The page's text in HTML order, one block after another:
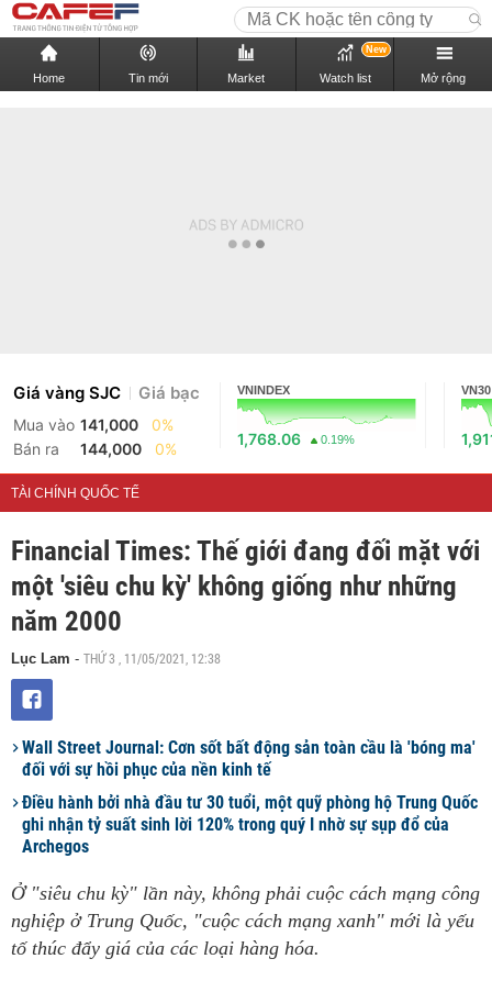
Home Tin mới Market Watch list
New
Mở rộng
Giá vàng SJC Giá bạc
Mua vào 141,000
0%
Bán ra
144,000 0%
VNINDEX
1,768.06 0.19%
VN30
TÀI CHÍNH QUỐC TẾ
Financial Times: Thế giới đang đối mặt với
một 'siêu chu kỳ' không giống như những
năm 2000
Lục Lam - THỨ 3 , 11/05/2021, 12:38
Wall Street Journal: Cơn sốt bất động sản toàn cầu là 'bóng ma'
đối với sự hồi phục của nền kinh tế
Điều hành bởi nhà đầu tư 30 tuổi, một quỹ phòng hộ Trung Quốc
ghi nhận tỷ suất sinh lời 120% trong quý I nhờ sự sụp đổ của
Archegos
Ở "siêu chu kỳ" lần này, không phải cuộc cách mạng công
nghiệp ở Trung Quốc, "cuộc cách mạng xanh" mới là yếu
tố thúc đẩy giá của các loại hàng hóa.